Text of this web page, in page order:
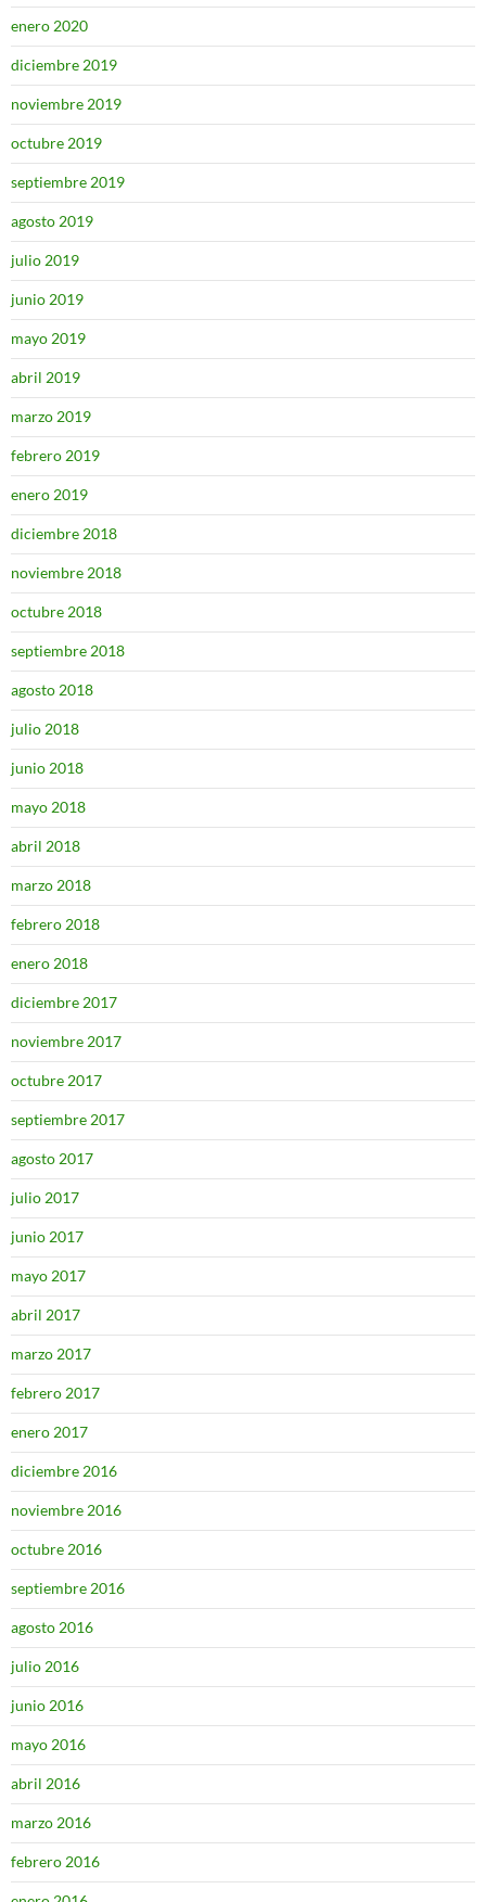
enero 2020
diciembre 2019
noviembre 2019
octubre 2019
septiembre 2019
agosto 2019
julio 2019
junio 2019
mayo 2019
abril 2019
marzo 2019
febrero 2019
enero 2019
diciembre 2018
noviembre 2018
octubre 2018
septiembre 2018
agosto 2018
julio 2018
junio 2018
mayo 2018
abril 2018
marzo 2018
febrero 2018
enero 2018
diciembre 2017
noviembre 2017
octubre 2017
septiembre 2017
agosto 2017
julio 2017
junio 2017
mayo 2017
abril 2017
marzo 2017
febrero 2017
enero 2017
diciembre 2016
noviembre 2016
octubre 2016
septiembre 2016
agosto 2016
julio 2016
junio 2016
mayo 2016
abril 2016
marzo 2016
febrero 2016